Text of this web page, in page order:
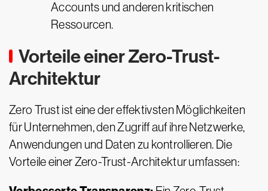
Accounts und anderen kritischen
Ressourcen.
Vorteile einer Zero-Trust-
Architektur
Zero Trust ist eine der effektivsten Möglichkeiten
für Unternehmen, den Zugriff auf ihre Netzwerke,
Anwendungen und Daten zu kontrollieren. Die
Vorteile einer Zero-Trust-Architektur umfassen: